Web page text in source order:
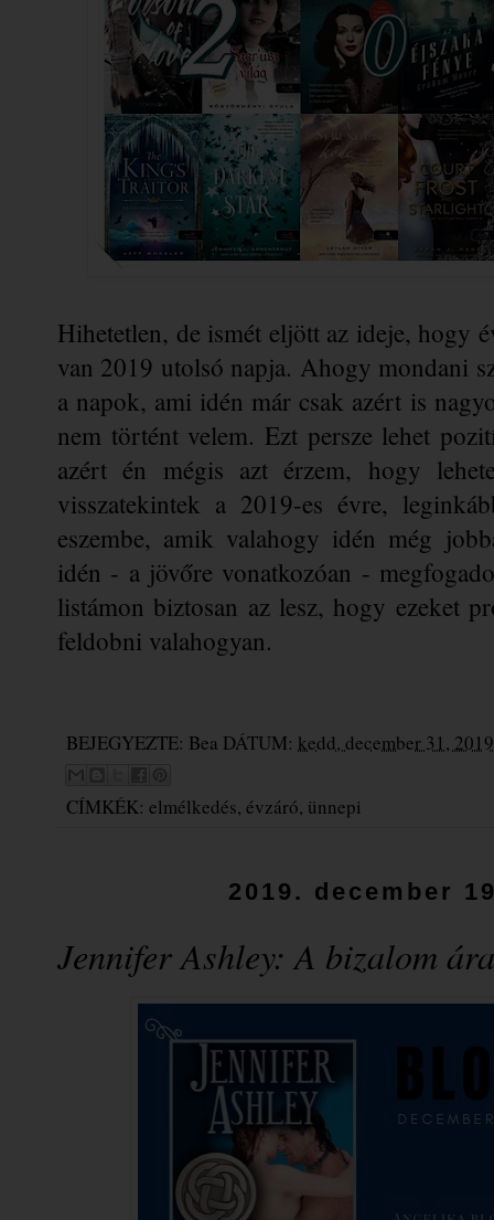
Hihetetlen, de ismét eljött az ideje, hogy
van 2019 utolsó napja. Ahogy mondani
a napok, ami idén már csak azért is
nem történt velem. Ezt persze lehet
azért én mégis azt érzem, hogy
visszatekintek a 2019-es évre,
eszembe, amik valahogy idén még
idén - a jövőre vonatkozóan -
listámon biztosan az lesz, hogy ezeket
feldobni valahogyan.
BEJEGYEZTE: Bea DÁTUM: kedd, december 31, 2019
CÍMKÉK: elmélkedés, évzáró, ünnepi
2019. december
Jennifer Ashley: A ​bizalom ára